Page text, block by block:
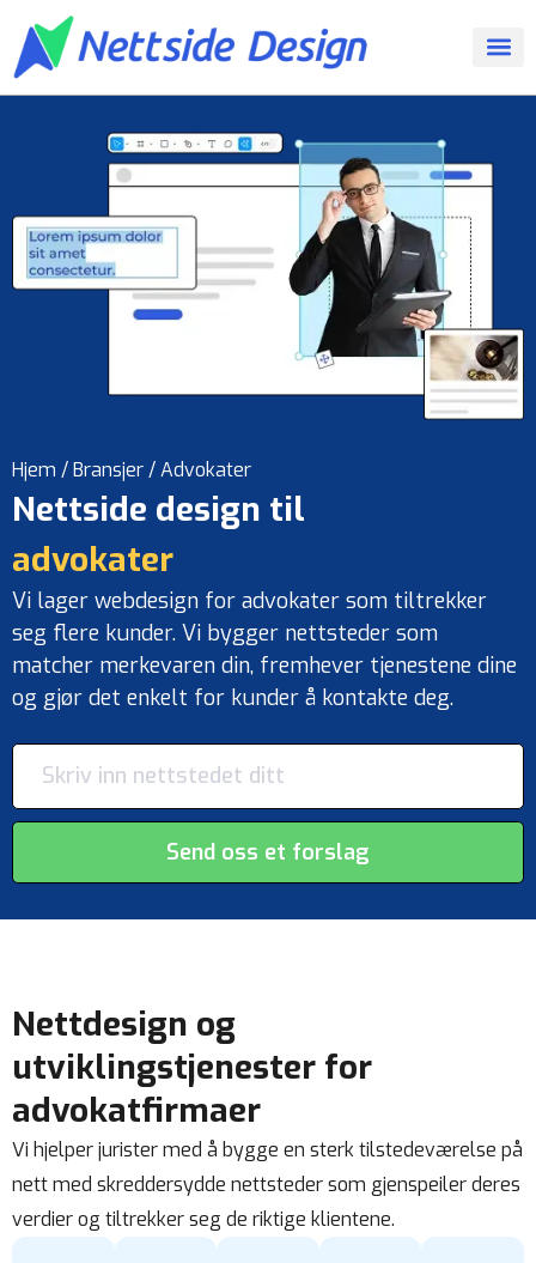
Hjem /Bransjer/Advokater
Nettside design til
advokater
Vi lager webdesign for advokater som tiltrekker
seg flere kunder. Vi bygger nettsteder som
matcher merkevaren din, fremhever tjenestene dine
og gjør det enkelt for kunder å kontakte deg.
Send oss ​​et forslag
Nettdesign og
utviklingstjenester for
advokatfirmaer
Vi hjelper jurister med å bygge en sterk tilstedeværelse på
nett med skreddersydde nettsteder som gjenspeiler deres
verdier og tiltrekker seg de riktige klientene.